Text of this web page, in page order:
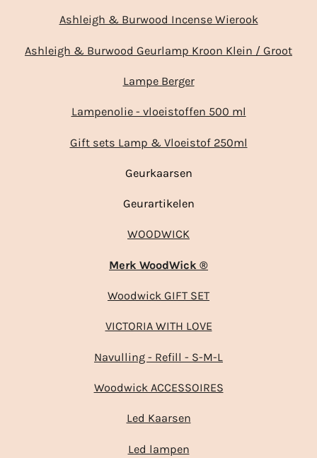
Ashleigh & Burwood Incense Wierook
Ashleigh & Burwood Geurlamp Kroon Klein / Groot
Lampe Berger
Lampenolie - vloeistoffen 500 ml
Gift sets Lamp & Vloeistof 250ml
Geurkaarsen
Geurartikelen
WOODWICK
Merk WoodWick ®
Woodwick GIFT SET
VICTORIA WITH LOVE
Navulling - Refill - S-M-L
Woodwick ACCESSOIRES
Led Kaarsen
Led lampen